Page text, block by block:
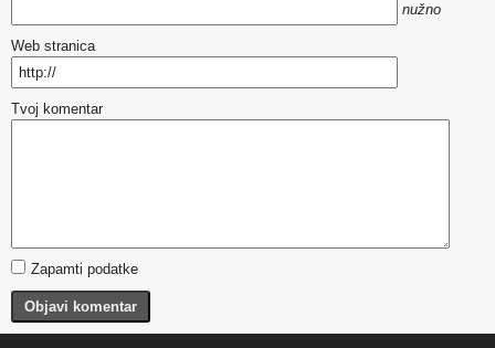
nužno
Web stranica
Tvoj komentar
Zapamti podatke
Objavi komentar